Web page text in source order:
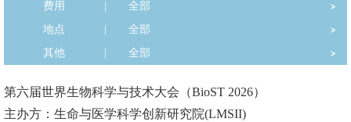
费用
全部
地点
全部
其他
全部
第六届世界生物科学与技术大会（BioST 2026）
主办方：生命与医学科学创新研究院(LMSII)